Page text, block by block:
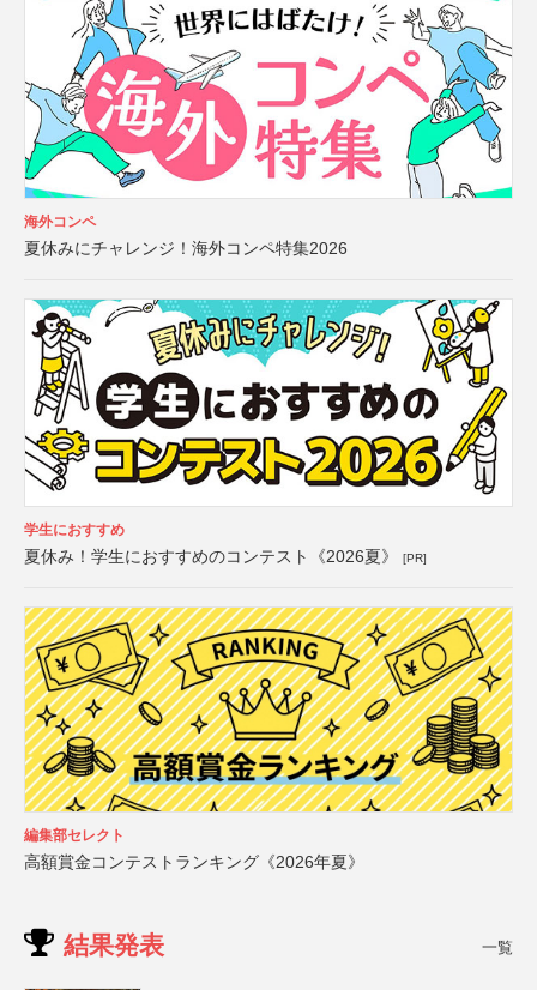
海外コンペ
夏休みにチャレンジ！海外コンペ特集2026
学生におすすめ
夏休み！学生におすすめのコンテスト《2026夏》 [PR]
編集部セレクト
高額賞金コンテストランキング《2026年夏》
結果発表 一覧